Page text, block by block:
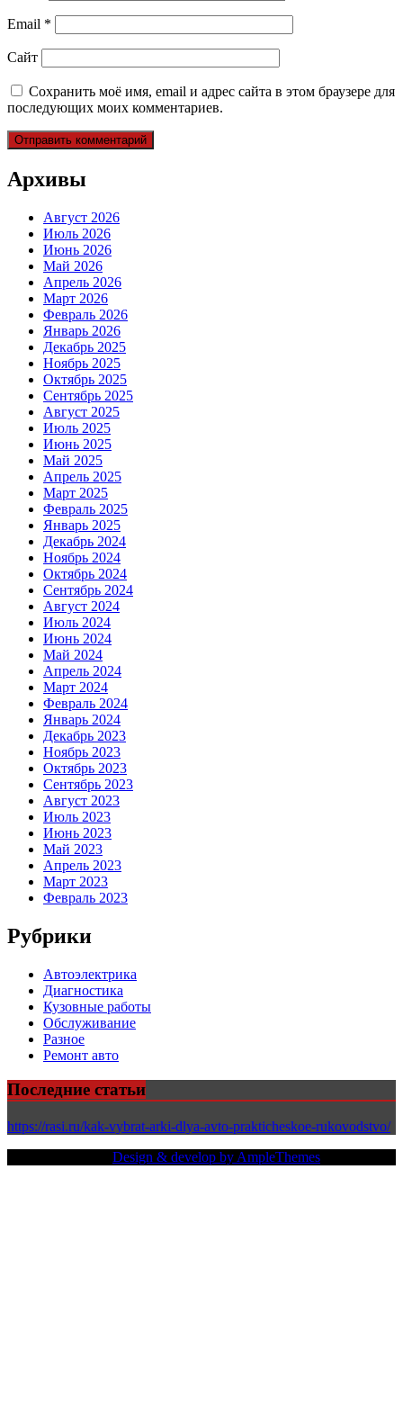
Email *
Сайт
Сохранить моё имя, email и адрес сайта в этом браузере для
последующих моих комментариев.
Архивы
Август 2026
Июль 2026
Июнь 2026
Май 2026
Апрель 2026
Март 2026
Февраль 2026
Январь 2026
Декабрь 2025
Ноябрь 2025
Октябрь 2025
Сентябрь 2025
Август 2025
Июль 2025
Июнь 2025
Май 2025
Апрель 2025
Март 2025
Февраль 2025
Январь 2025
Декабрь 2024
Ноябрь 2024
Октябрь 2024
Сентябрь 2024
Август 2024
Июль 2024
Июнь 2024
Май 2024
Апрель 2024
Март 2024
Февраль 2024
Январь 2024
Декабрь 2023
Ноябрь 2023
Октябрь 2023
Сентябрь 2023
Август 2023
Июль 2023
Июнь 2023
Май 2023
Апрель 2023
Март 2023
Февраль 2023
Рубрики
Автоэлектрика
Диагностика
Кузовные работы
Обслуживание
Разное
Ремонт авто
Последние статьи
https://rasi.ru/kak-vybrat-arki-dlya-avto-prakticheskoe-rukovodstvo/
Design & develop by AmpleThemes